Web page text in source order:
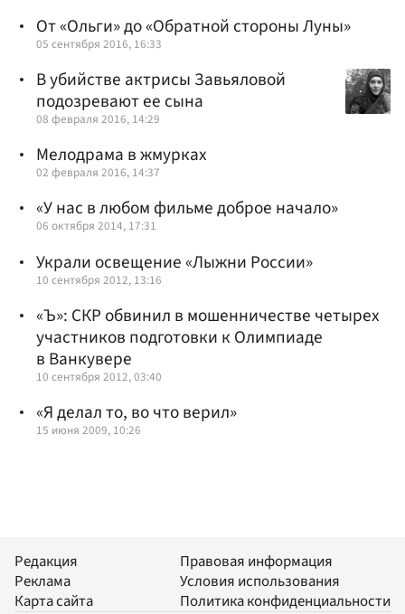
От «Ольги» до «Обратной стороны Луны»
05 сентября 2016, 16:33
В убийстве актрисы Завьяловой
подозревают ее сына
08 февраля 2016, 14:29
Мелодрама в жмурках
02 февраля 2016, 14:37
«У нас в любом фильме доброе начало»
06 октября 2014, 17:31
Украли освещение «Лыжни России»
10 сентября 2012, 13:16
«Ъ»: СКР обвинил в мошенничестве четырех
участников подготовки к Олимпиаде
в Ванкувере
10 сентября 2012, 03:40
«Я делал то, во что верил»
15 июня 2009, 10:26
Редакция
Реклама
Карта сайта
Правовая информация
Условия использования
Политика конфиденциальности